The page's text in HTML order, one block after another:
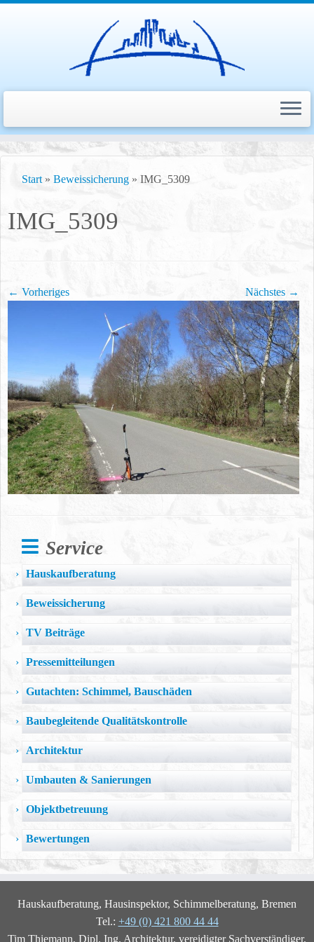
Zum
springen
Start » Beweissicherung » IMG_5309
IMG_5309
← Vorheriges Nächstes →
Service
Hauskaufberatung
Beweissicherung
TV Beiträge
Pressemitteilungen
Gutachten: Schimmel, Bauschäden
Baubegleitende Qualitätskontrolle
Architektur
Umbauten & Sanierungen
Objektbetreuung
Bewertungen
Hauskaufberatung, Hausinspektor, Schimmelberatung, Bremen
Tel.: +49 (0) 421 800 44 44
Tim Thiemann, Dipl. Ing. Architektur, vereidigter Sachverständiger,